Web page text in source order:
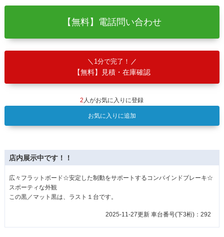
【無料】電話問い合わせ
1分で完了！
【無料】見積・在庫確認
2 人がお気に入りに登録
お気に入りに追加
店内展示中です！！
広々フラットボード☆安定した制動をサポートするコンバインドブレーキ☆
スポーティな外観
この黒／マット黒は、ラスト１台です。
2025-11-27更新 車台番号(下3桁)：292